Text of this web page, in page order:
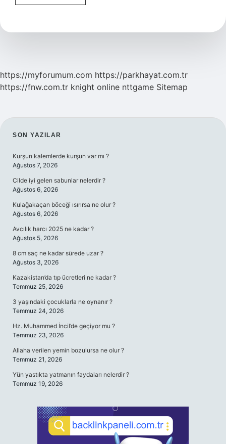
Ve
Nasıl
https://myforumum.com https://parkhayat.com.tr
https://fnw.com.tr knight online nttgame Sitemap
SIDEBAR
SON YAZILAR
Kurşun kalemlerde kurşun var mı ?
Ağustos 7, 2026
Cilde iyi gelen sabunlar nelerdir ?
Ağustos 6, 2026
Kulağakaçan böceği ısırırsa ne olur ?
Ağustos 6, 2026
Avcılık harcı 2025 ne kadar ?
Ağustos 5, 2026
8 cm saç ne kadar sürede uzar ?
Ağustos 3, 2026
Kazakistan’da tıp ücretleri ne kadar ?
Temmuz 25, 2026
3 yaşındaki çocuklarla ne oynanır ?
Temmuz 24, 2026
Hz. Muhammed İncil’de geçiyor mu ?
Temmuz 23, 2026
Allaha verilen yemin bozulursa ne olur ?
Temmuz 21, 2026
Yün yastıkta yatmanın faydaları nelerdir ?
Temmuz 19, 2026